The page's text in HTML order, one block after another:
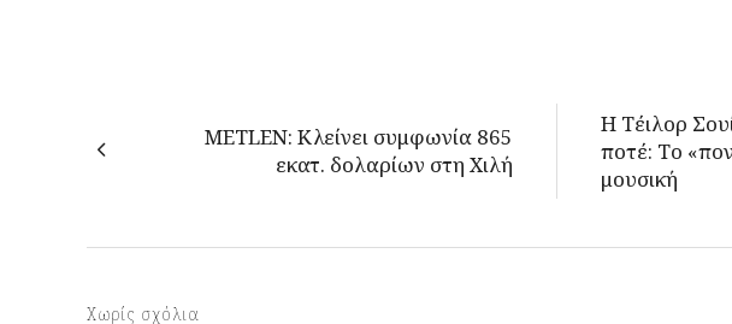
METLEN: Κλείνει συμφωνία 865
εκατ. δολαρίων στη Χιλή
Η Τέιλορ
ποτέ: Tο
μουσική
Χωρίς σχόλια